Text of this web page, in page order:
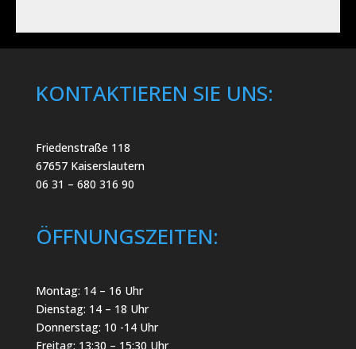
KONTAKTIEREN SIE UNS:
Friedenstraße 118
67657 Kaiserslautern
06 31 – 680 316 90
ÖFFNUNGSZEITEN:
Montag: 14 – 16 Uhr
Dienstag: 14 – 18 Uhr
Donnerstag: 10 -14 Uhr
Freitag: 13:30 – 15:30 Uhr